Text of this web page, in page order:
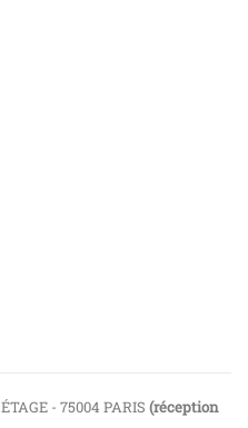
ÉTAGE - 75004 PARIS (réception